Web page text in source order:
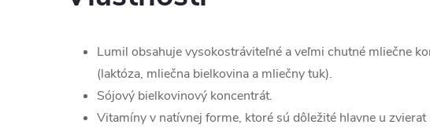
Lumil obsahuje vysokostráviteľné a veľmi chutné mliečne
(laktóza, mliečna bielkovina a mliečny tuk).
Sójový bielkovinový koncentrát.
Vitamíny v natívnej forme, ktoré sú dôležité hlavne u zvierat